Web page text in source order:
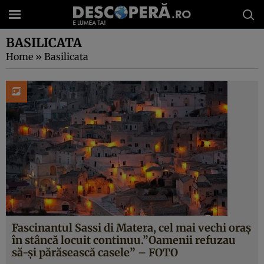
BASILICATA
Home » Basilicata
Fascinantul Sassi di Matera, cel mai vechi oraş
în stâncă locuit continuu.”Oamenii refuzau
să-şi părăsească casele” – FOTO